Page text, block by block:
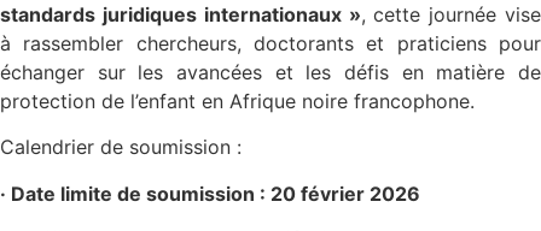
standards juridiques internationaux », cette journée vise
à rassembler chercheurs, doctorants et praticiens pour
échanger sur les avancées et les défis en matière de
protection de l’enfant en Afrique noire francophone.
Calendrier de soumission :
· Date limite de soumission : 20 février 2026